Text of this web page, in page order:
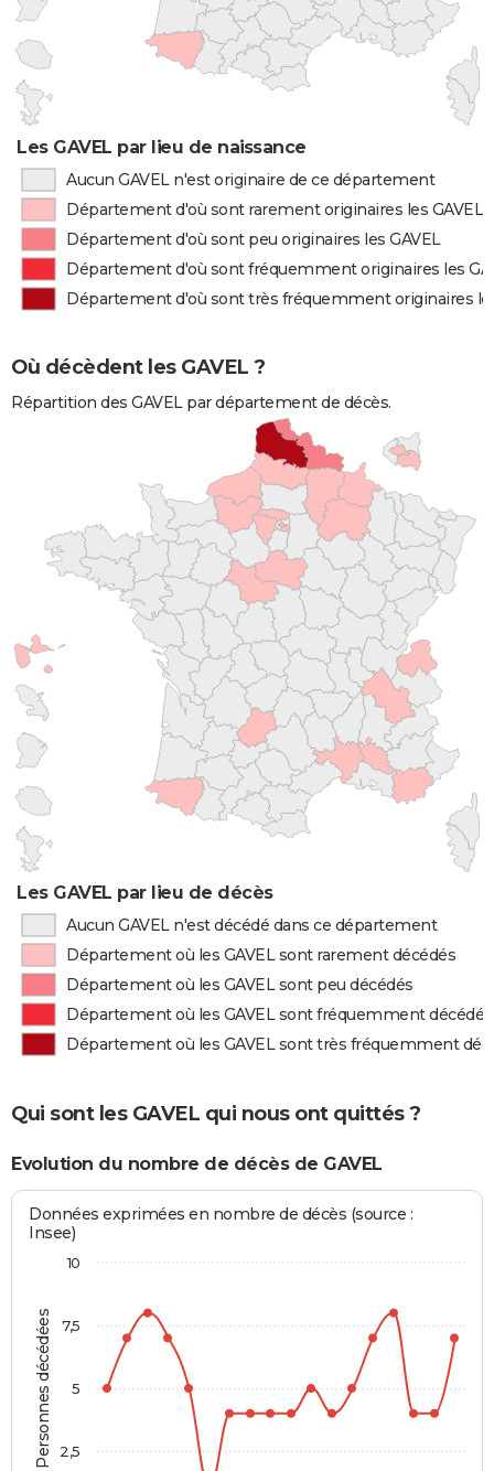
Les GAVEL par lieu de naissance
Aucun GAVEL n'est originaire de ce département
Département d'où sont rarement originaires les GAVEL
Département d'où sont peu originaires les GAVEL
Département d'où sont fréquemment originaires les
Département d'où sont très fréquemment originaires
Où décèdent les GAVEL ?
Répartition des GAVEL par département de décès.
Les GAVEL par lieu de décès
Aucun GAVEL n'est décédé dans ce département
Département où les GAVEL sont rarement décédés
Département où les GAVEL sont peu décédés
Département où les GAVEL sont fréquemment décédés
Département où les GAVEL sont très fréquemment
Qui sont les GAVEL qui nous ont quittés ?
Evolution du nombre de décès de GAVEL
Personnes décédées
Données exprimées en nombre de décès (source :
Insee)
10
2,5
5
7,5